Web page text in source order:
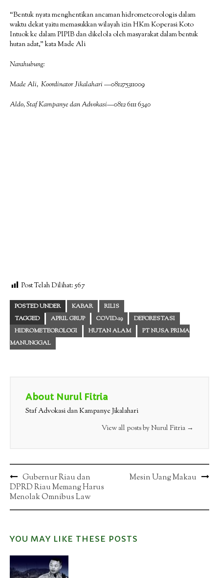
“Bentuk nyata menghentikan ancaman hidrometeorologis dalam
waktu dekat yaitu memasukkan wilayah izin HKm Koperasi Koto
Intuok ke dalam PIPIB dan dikelola oleh masyarakat dalam bentuk
hutan adat,” kata Made Ali
Narahubung:
Made Ali, Koordinator Jikalahari —081275311009
Aldo, Staf Kampanye dan Advokasi—0812 6111 6340
Post Telah Dilihat: 567
POSTED UNDER KABAR
RILIS
TAGGED
APRIL GRUP COVID-19
DEFORESTASI
HIDROMETEOROLOGI
HUTAN ALAM
PT NUSA PRIMA
MANUNGGAL
About Nurul Fitria
Staf Advokasi dan Kampanye Jikalahari
View all posts by Nurul Fitria →
Post
navigation
Gubernur Riau dan
DPRD Riau Memang Harus
Menolak Omnibus Law
Mesin Uang Makau
YOU MAY LIKE THESE POSTS